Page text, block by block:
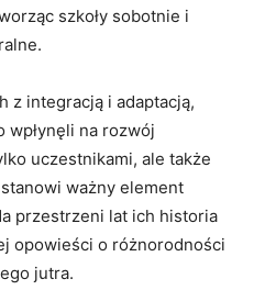
szkoły sobotnie i
z integracją i adaptacją,
wpłynęli na rozwój
uczestnikami, ale także
ważny element
przestrzeni lat ich historia
opowieści o różnorodności
jutra.